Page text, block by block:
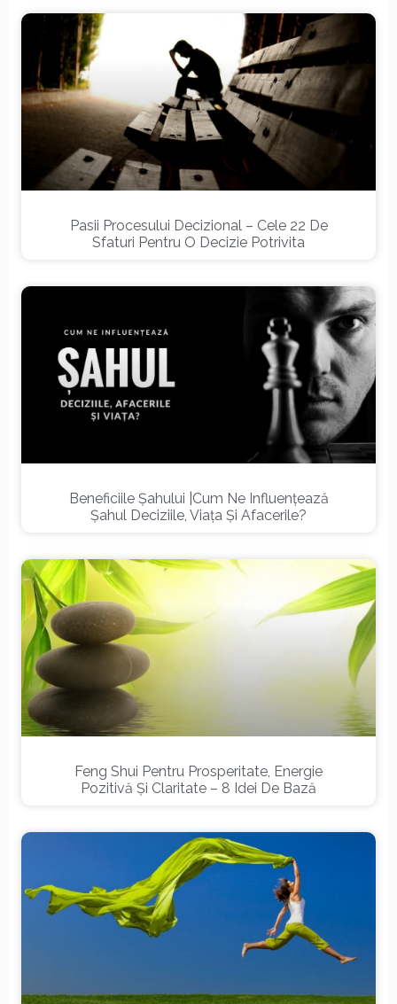
Pasii Procesului Decizional – Cele 22 De
Sfaturi Pentru O Decizie Potrivita
Beneficiile Șahului |Cum Ne Influențează
Șahul Deciziile, Viața Și Afacerile?
Feng Shui Pentru Prosperitate, Energie
Pozitivă Și Claritate – 8 Idei De Bază